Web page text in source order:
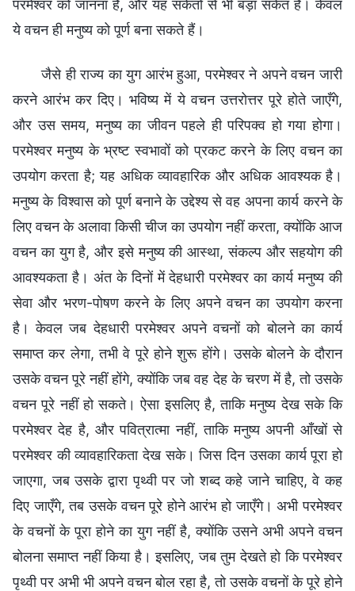
परमेश्वर को जानना है, और यह संकेतों से भी बड़ा संकेत है। केवल
ये वचन ही मनुष्य को पूर्ण बना सकते हैं।
जैसे ही राज्य का युग आरंभ हुआ, परमेश्वर ने अपने वचन जारी
करने आरंभ कर दिए। भविष्य में ये वचन उत्तरोत्तर पूरे होते जाएँगे,
और उस समय, मनुष्य का जीवन पहले ही परिपक्व हो गया होगा।
परमेश्वर मनुष्य के भ्रष्ट स्वभावों को प्रकट करने के लिए वचन का
उपयोग करता है; यह अधिक व्यावहारिक और अधिक आवश्यक है।
मनुष्य के विश्वास को पूर्ण बनाने के उद्देश्य से वह अपना कार्य करने के
लिए वचन के अलावा किसी चीज का उपयोग नहीं करता, क्योंकि आज
वचन का युग है, और इसे मनुष्य की आस्था, संकल्प और सहयोग की
आवश्यकता है। अंत के दिनों में देहधारी परमेश्वर का कार्य मनुष्य की
सेवा और भरण-पोषण करने के लिए अपने वचन का उपयोग करना
है। केवल जब देहधारी परमेश्वर अपने वचनों को बोलने का कार्य
समाप्त कर लेगा, तभी वे पूरे होने शुरू होंगे। उसके बोलने के दौरान
उसके वचन पूरे नहीं होंगे, क्योंकि जब वह देह के चरण में है, तो उसके
वचन पूरे नहीं हो सकते। ऐसा इसलिए है, ताकि मनुष्य देख सके कि
परमेश्वर देह है, और पवित्रात्मा नहीं, ताकि मनुष्य अपनी आँखों से
परमेश्वर की व्यावहारिकता देख सके। जिस दिन उसका कार्य पूरा हो
जाएगा, जब उसके द्वारा पृथ्वी पर जो शब्द कहे जाने चाहिए, वे कह
दिए जाएँगे, तब उसके वचन पूरे होने आरंभ हो जाएँगे। अभी परमेश्वर
के वचनों के पूरा होने का युग नहीं है, क्योंकि उसने अभी अपने वचन
बोलना समाप्त नहीं किया है। इसलिए, जब तुम देखते हो कि परमेश्वर
पृथ्वी पर अभी भी अपने वचन बोल रहा है, तो उसके वचनों के पूरे होने